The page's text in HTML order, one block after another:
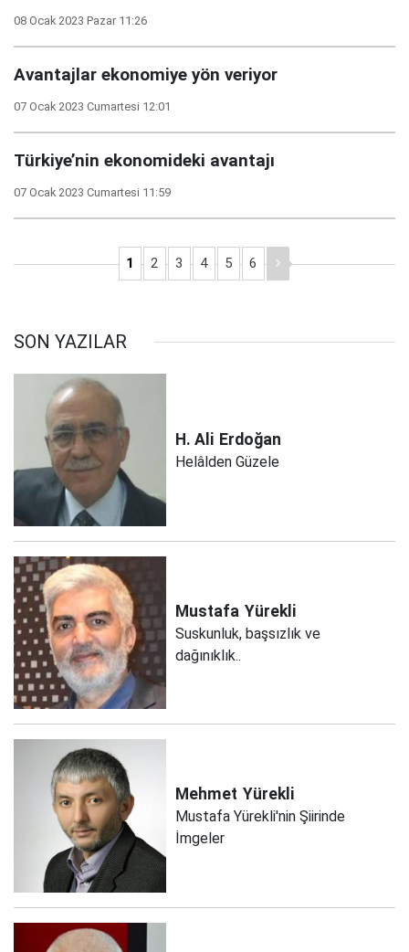
08 Ocak 2023 Pazar 11:26
Avantajlar ekonomiye yön veriyor
07 Ocak 2023 Cumartesi 12:01
Türkiye’nin ekonomideki avantajı
07 Ocak 2023 Cumartesi 11:59
1 2 3 4 5 6
SON YAZILAR
H. Ali Erdoğan
Helâlden Güzele
Mustafa Yürekli
Suskunluk, başsızlık ve
dağınıklık..
Mehmet Yürekli
Mustafa Yürekli'nin Şiirinde
İmgeler